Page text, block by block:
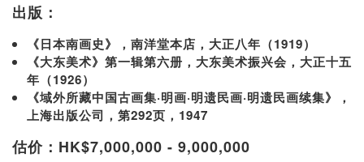
出版：
《日本南画史》，南洋堂本店，大正八年（1919）
《大东美术》第一辑第六册，大东美术振兴会，大正十五
年（1926）
《域外所藏中国古画集·明画·明遗民画·明遗民画续集》，
上海出版公司，第292页，1947
估价：HK$7,000,000 - 9,000,000